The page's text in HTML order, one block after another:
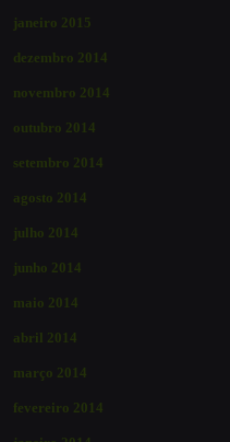
janeiro 2015
dezembro 2014
novembro 2014
outubro 2014
setembro 2014
agosto 2014
julho 2014
junho 2014
maio 2014
abril 2014
março 2014
fevereiro 2014